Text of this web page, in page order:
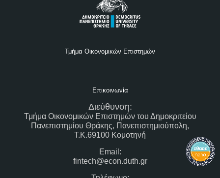
Τμήμα Οικονομικών Επιστημών
Επικοινωνία
Διεύθυνση:
Τμήμα Οικονομικών Επιστημών του Δημοκριτείου
Πανεπιστημίου Θράκης, Πανεπιστημιούπολη,
Τ.Κ.69100 Κομοτηνή
Email:
fintech@econ.duth.gr